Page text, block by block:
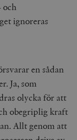
och
ignoreras
en sådan
Ja, som
olycka för att
obegriplig kraft
Allt genom att